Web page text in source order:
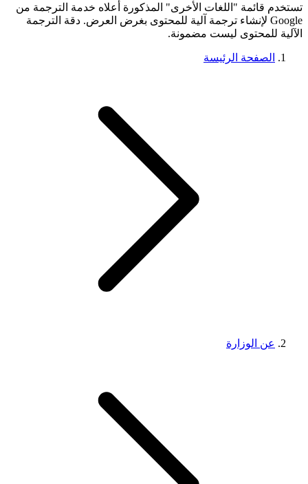
تستخدم قائمة "اللغات الأخرى" المذكورة أعلاه خدمة الترجمة من
Google لإنشاء ترجمة آلية للمحتوى بغرض العرض. دقة الترجمة
الآلية للمحتوى ليست مضمونة.
الصفحة الرئيسة
عن الوزارة